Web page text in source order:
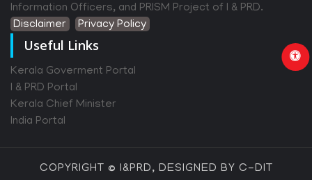
Information Officers, and PRISM Project of I & PRD.
Disclaimer
Privacy Policy
Useful Links
Kerala Goverment Portal
I & PRD Portal
Kerala Chief Minister
India Portal
COPYRIGHT © I&PRD, DESIGNED BY C-DIT